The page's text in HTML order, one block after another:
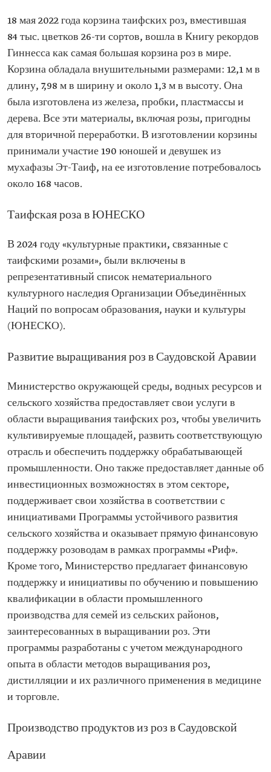
18 мая 2022 года корзина таифских роз, вместившая
84 тыс. цветков 26-ти сортов, вошла в Книгу рекордов
Гиннесса как самая большая корзина роз в мире.
Корзина обладала внушительными размерами: 12,1 м в
длину, 7,98 м в ширину и около 1,3 м в высоту. Она
была изготовлена из железа, пробки, пластмассы и
дерева. Все эти материалы, включая розы, пригодны
для вторичной переработки. В изготовлении корзины
принимали участие 190 юношей и девушек из
мухафазы Эт-Таиф, на ее изготовление потребовалось
около 168 часов.
Таифская роза в ЮНЕСКО
В 2024 году «культурные практики, связанные с
таифскими розами», были включены в
репрезентативный список нематериального
культурного наследия Организации Объединённых
Наций по вопросам образования, науки и культуры
(ЮНЕСКО).
Развитие выращивания роз в Саудовской Аравии
Министерство окружающей среды, водных ресурсов и
сельского хозяйства предоставляет свои услуги в
области выращивания таифских роз, чтобы увеличить
культивируемые площадей, развить соответствующую
отрасль и обеспечить поддержку обрабатывающей
промышленности. Оно также предоставляет данные об
инвестиционных возможностях в этом секторе,
поддерживает свои хозяйства в соответствии с
инициативами Программы устойчивого развития
сельского хозяйства и оказывает прямую финансовую
поддержку розоводам в рамках программы «Риф».
Кроме того, Министерство предлагает финансовую
поддержку и инициативы по обучению и повышению
квалификации в области промышленного
производства для семей из сельских районов,
заинтересованных в выращивании роз. Эти
программы разработаны с учетом международного
опыта в области методов выращивания роз,
дистилляции и их различного применения в медицине
и торговле.
Производство продуктов из роз в Саудовской
Аравии